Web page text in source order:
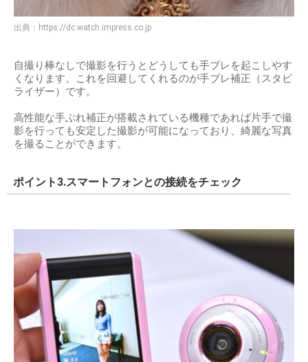
出典： https://dc.watch.impress.co.jp
自撮り棒なしで撮影を行うとどうしても手ブレを起こしやす
くなります。これを回避してくれるのが手ブレ補正（スタビ
ライザー）です。
高性能な手ぶれ補正が搭載されている機種であれば片手で撮
影を行っても安定した撮影が可能になっており、綺麗な写真
を撮ることができます。
ポイント3.スマートフォンとの接続をチェック